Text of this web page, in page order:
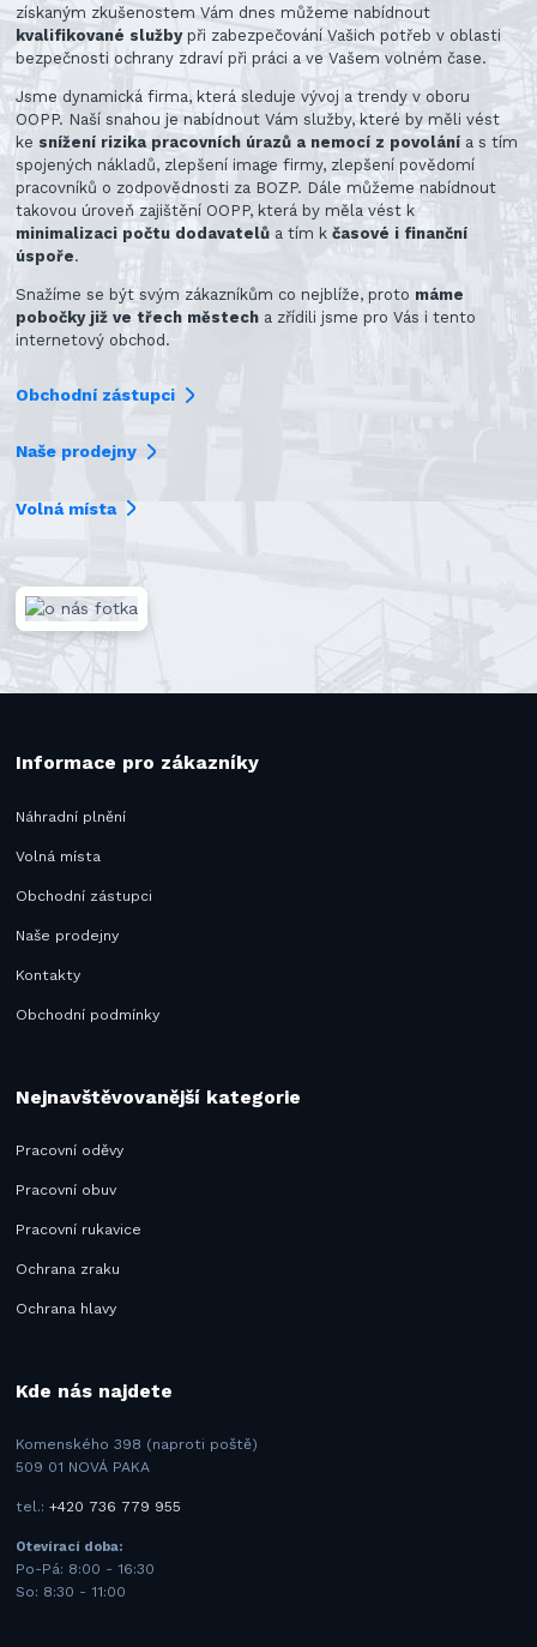
získaným zkušenostem Vám dnes můžeme nabídnout
kvalifikované službypři zabezpečování Vašich potřeb v oblasti
bezpečnosti ochrany zdraví při práci a ve Vašem volném čase.
Jsme dynamická firma, která sleduje vývoj a trendy v oboru
OOPP. Naší snahou je nabídnout Vám služby, které by měli vést
ke snížení rizika pracovních úrazů a nemocí z povolání a s tím
spojených nákladů, zlepšení image firmy, zlepšení povědomí
pracovníků o zodpovědnosti za BOZP. Dále můžeme nabídnout
takovou úroveň zajištění OOPP, která by měla vést k
minimalizaci počtu dodavatelů a tím kčasové i finanční
úspoře.
Snažíme se být svým zákazníkům co nejblíže, proto máme
pobočky již ve třech městech a zřídili jsme pro Vás i tento
internetový obchod.
Obchodní zástupci
Naše prodejny
Volná místa
Informace pro zákazníky
Náhradní plnění
Volná místa
Obchodní zástupci
Naše prodejny
Kontakty
Obchodní podmínky
Nejnavštěvovanější kategorie
Pracovní oděvy
Pracovní obuv
Pracovní rukavice
Ochrana zraku
Ochrana hlavy
Kde nás najdete
Komenského 398 (naproti poště)
509 01 NOVÁ PAKA
tel.:+420 736 779 955
Otevírací doba:
Po-Pá: 8:00 - 16:30
So: 8:30 - 11:00